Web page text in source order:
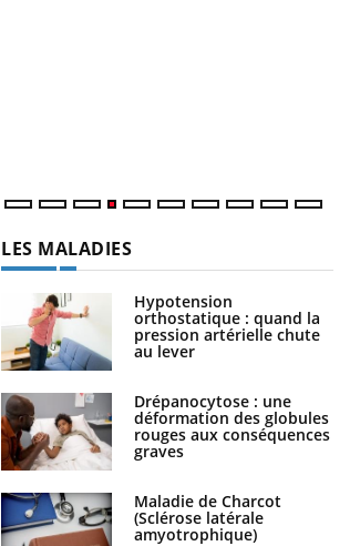
LES MALADIES
Hypotension
orthostatique : quand la
pression artérielle chute
au lever
Drépanocytose : une
déformation des globules
rouges aux conséquences
graves
Maladie de Charcot
(Sclérose latérale
amyotrophique)